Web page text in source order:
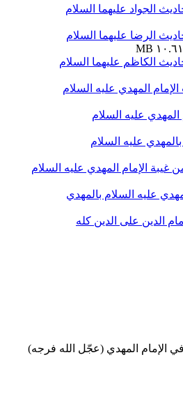
الجواد عليهما السلام
الرضا عليهما السلام
الكاظم عليهما السلام
المهدي عليه السلام
المهدي عليه السلام
بالمهدي عليه السلام
غيبة الإمام المهدي عليه السلام
عليه السلام بالمهدي
الدين على الدين كله
الإمام المهدي (عجّل الله فرجه)